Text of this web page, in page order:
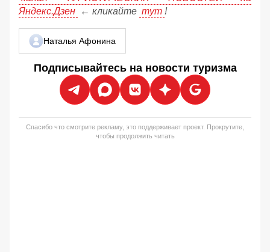
Яндекс.Дзен
← кликайте тут !
Наталья Афонина
Подписывайтесь на новости туризма
Спасибо что смотрите рекламу, это поддерживает проект. Прокрутите,
чтобы продолжить читать